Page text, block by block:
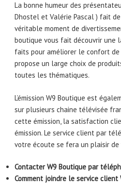
La bonne humeur des
Dhostel et Valérie Pascal ) fait
véritable moment de
boutique vous fait découvrir une
faits pour améliorer le confort de
propose un large choix de
toutes les thématiques.
L’émission W9 Boutique est
sur plusieurs chaine télévisée
cette émission, la satisfaction
émission. Le service client par
votre écoute se fera un plaisir de
Contacter W9 Boutique par
Comment joindre le service client